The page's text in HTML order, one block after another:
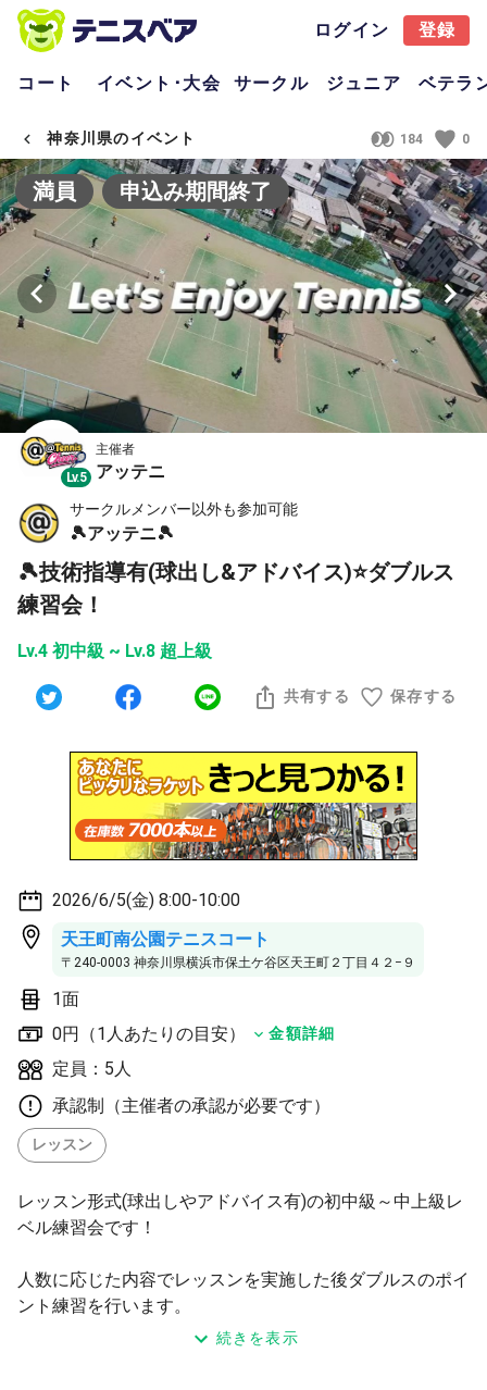
ログイン 登録
コート イベント･大会 サークル ジュニア ベテラ
神奈川県のイベント 184 0
満員 申込み期間終了
Lv.5
主催者
アッテニ
サークルメンバー以外も参加可能
🎾アッテニ🎾
🎾技術指導有(球出し&アドバイス)⭐️ダブルス
練習会！
Lv.4 初中級 ~ Lv.8 超上級
共有する 保存する
2026/6/5(金) 8:00-10:00
天王町南公園テニスコート
〒240-0003 神奈川県横浜市保土ケ谷区天王町２丁目４２−９
1面
0円（1人あたりの目安）
金額詳細
定員：5人
承認制（主催者の承認が必要です）
レッスン
レッスン形式(球出しやアドバイス有)の初中級～中上級レ
ベル練習会です！
人数に応じた内容でレッスンを実施した後ダブルスのポイ
ント練習を行います。
(スクールレッスンと同等の内容)
続きを表示